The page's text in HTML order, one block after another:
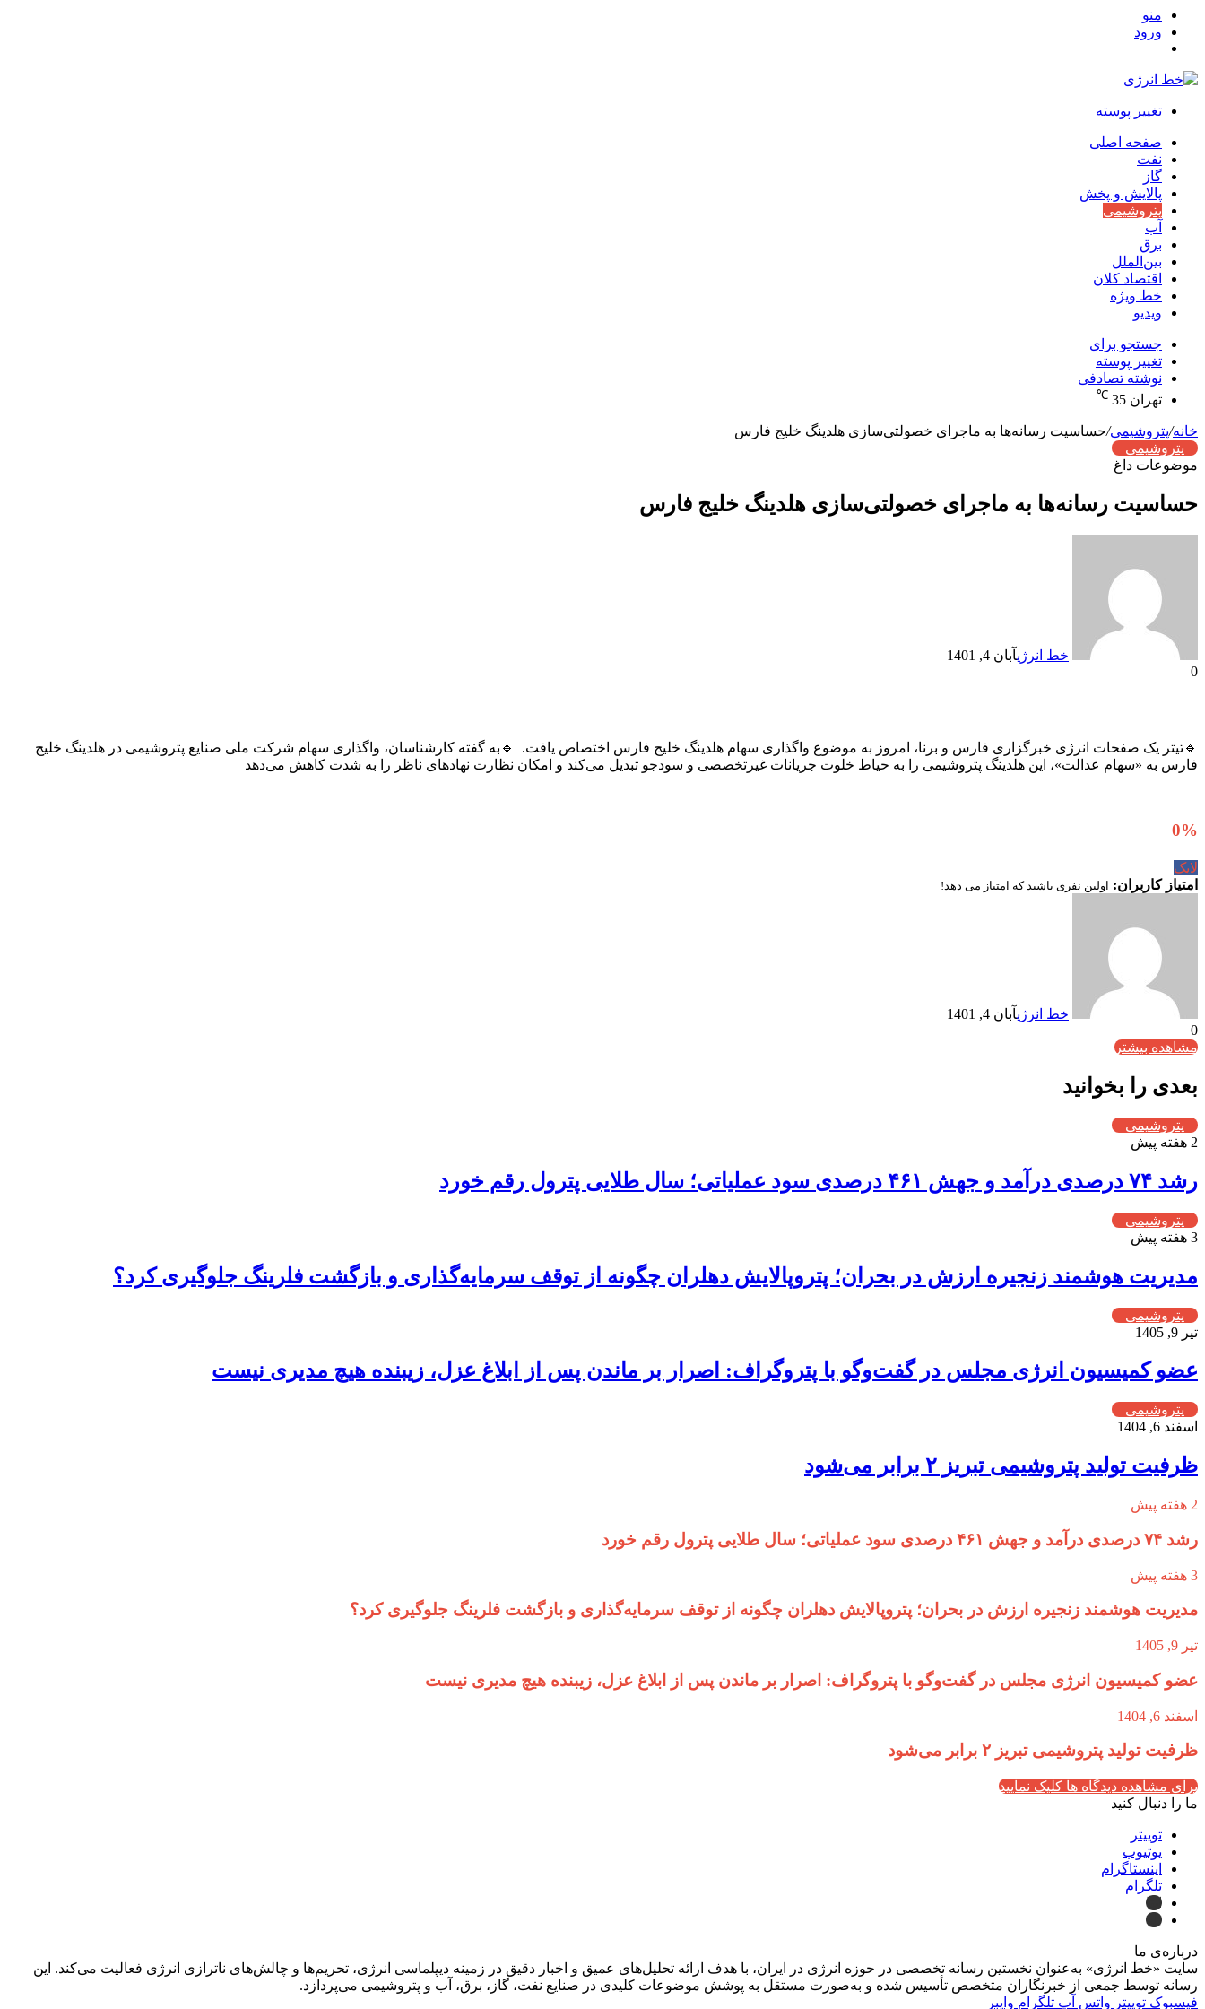
منو
ورود
تغییر پوسته
صفحه اصلی
نفت
گاز
پالایش و پخش
پتروشیمی
آب
برق
بین‌الملل
اقتصاد کلان
خط ویژه
ویدیو
جستجو برای
تغییر پوسته
نوشته تصادفی
تهران 35
℃
خانه/پتروشیمی/حساسیت رسانه‌ها به ماجرای خصولتی‌سازی هلدینگ خلیج فارس
پتروشیمی
موضوعات داغ
حساسیت رسانه‌ها به ماجرای خصولتی‌سازی هلدینگ خلیج فارس
خط انرژیآبان 4, 1401
0
🔹تیتر یک صفحات انرژی خبرگزاری فارس و برنا، امروز به موضوع واگذاری سهام هلدینگ خلیج فارس اختصاص یافت. 🔹به گفته کارشناسان، واگذاری سهام شرکت ملی صنایع پتروشیمی در هلدینگ خلیج
فارس به «سهام عدالت»، این هلدینگ پتروشیمی را به حیاط خلوت جریانات غیرتخصصی و سودجو تبدیل می‌کند و امکان نظارت نهادهای ناظر را به شدت کاهش می‌دهد
0%
لایک
امتیاز کاربران: اولین نفری باشید که امتیاز می دهد!
خط انرژیآبان 4, 1401
0
مشاهده بیشتر
بعدی را بخوانید
پتروشیمی
2 هفته پیش
رشد ۷۴ درصدی درآمد و جهش ۴۶۱ درصدی سود عملیاتی؛ سال طلایی پترول رقم خورد
پتروشیمی
3 هفته پیش
مدیریت هوشمند زنجیره ارزش در بحران؛ پتروپالایش دهلران چگونه از توقف سرمایه‌گذاری و بازگشت فلرینگ جلوگیری کرد؟
پتروشیمی
تیر 9, 1405
عضو کمیسیون انرژی مجلس در گفت‌وگو با پتروگراف: اصرار بر ماندن پس از ابلاغ عزل، زیبنده هیچ مدیری نیست
پتروشیمی
اسفند 6, 1404
ظرفیت تولید پتروشیمی تبریز ۲ برابر می‌شود
2 هفته پیش
رشد ۷۴ درصدی درآمد و جهش ۴۶۱ درصدی سود عملیاتی؛ سال طلایی پترول رقم خورد
3 هفته پیش
مدیریت هوشمند زنجیره ارزش در بحران؛ پتروپالایش دهلران چگونه از توقف سرمایه‌گذاری و بازگشت فلرینگ جلوگیری کرد؟
تیر 9, 1405
عضو کمیسیون انرژی مجلس در گفت‌وگو با پتروگراف: اصرار بر ماندن پس از ابلاغ عزل، زیبنده هیچ مدیری نیست
اسفند 6, 1404
ظرفیت تولید پتروشیمی تبریز ۲ برابر می‌شود
برای مشاهده دیدگاه ها کلیک نمایید
ما را دنبال کنید
توییتر
یوتیوب
اینستاگرام
تلگرام
ایتا
بله
درباره‌ی ما
سایت «خط انرژی» به‌عنوان نخستین رسانه تخصصی در حوزه انرژی در ایران، با هدف ارائه تحلیل‌های عمیق و اخبار دقیق در زمینه دیپلماسی انرژی، تحریم‌ها و چالش‌های ناترازی انرژی فعالیت می‌کند. این
رسانه توسط جمعی از خبرنگاران متخصص تأسیس شده و به‌صورت مستقل به پوشش موضوعات کلیدی در صنایع نفت، گاز، برق، آب و پتروشیمی می‌پردازد.
فیسبوک توییتر واتس آپ تلگرام وایبر